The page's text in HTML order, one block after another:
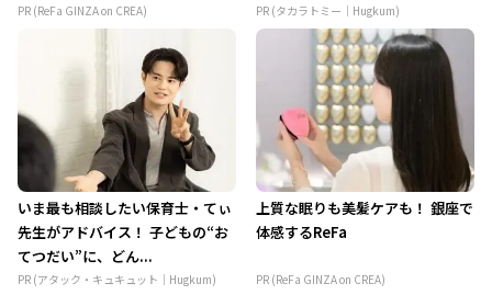
PR (ReFa GINZA on CREA) PR (タカラトミー｜Hugkum)
いま最も相談したい保育士・てぃ
先生がアドバイス！ 子どもの“お
てつだい”に、どん...
PR (アタック・キュキュット｜Hugkum)
上質な眠りも美髪ケアも！ 銀座で
体感するReFa
PR (ReFa GINZA on CREA)